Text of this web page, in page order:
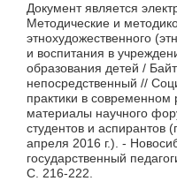
Документ является
Методические и
этнохудожественного
и воспитания в
образования детей /
непосредственный //
практики в современном
материалы научного
студентов и аспирантов
апреля 2016 г.). -
государственный
С. 216-222.